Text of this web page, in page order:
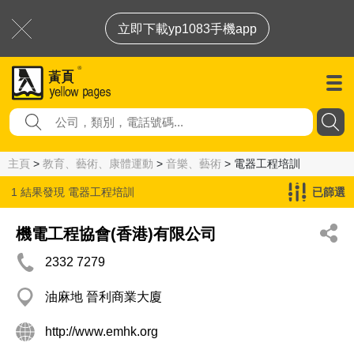
立即下載yp1083手機app
主頁 > 教育、藝術、康體運動 > 音樂、藝術 > 電器工程培訓
1 結果發現 電器工程培訓 已篩選
機電工程協會(香港)有限公司
2332 7279
油麻地 晉利商業大廈
http://www.emhk.org